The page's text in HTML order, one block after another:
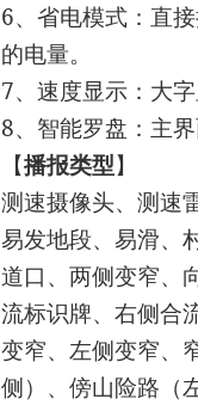
6、省电模式：直
的电量。
7、速度显示：大
8、智能罗盘：主
【播报类型】
测速摄像头、测速
易发地段、易滑、
道口、两侧变窄、
流标识牌、右侧合
变窄、左侧变窄、
侧）、傍山险路（